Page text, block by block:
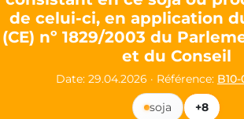
The Partei des Fortschritts stands for:
Digital participation and government
Open government and accountable
Strengthening European cooperation
Sustainability, social justice, and
de celui-ci, en application
(CE) nº 1829/2003 du
et du Conseil
Date: 29.04.2026 · Référence:
soja
+8